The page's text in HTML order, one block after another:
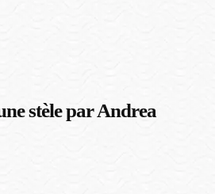
stèle par Andrea